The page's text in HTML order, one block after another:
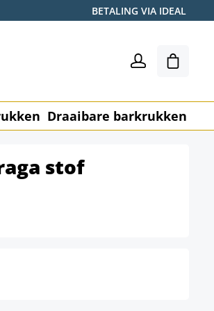
BETALING VIA IDEAL
Draaibare barkrukken
stof